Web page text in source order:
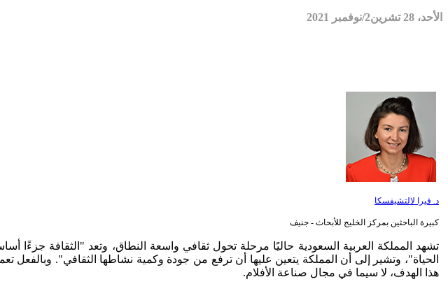
الأحد، 28 تشرين2/نوفمبر 2021
د. فيرا لالتشيفسكا
كبيرة الباحثين بمركز الخليج للأبحاث - جنيف
الحياة"، وتشير إلى أن المملكة يتعين عليها أن ترفع من جودة وكمية نشاطها الثقافي". وبالفعل
هذا الهدف، لا سيما في مجال صناعة الأفلام.